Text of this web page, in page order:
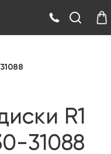
R1
31088